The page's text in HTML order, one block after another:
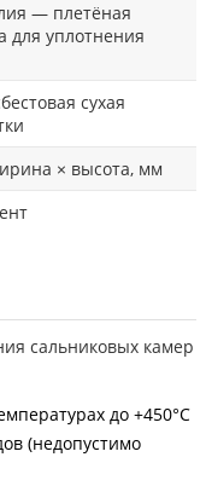
— плетёная
для уплотнения
сухая
× высота, мм
сальниковых камер
до +450°С
(недопустимо